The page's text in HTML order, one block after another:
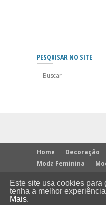
PESQUISAR NO SITE
Home Decoração
Moda Feminina
Contato
Política
Este site usa cookies para
tenha a melhor
Mais.